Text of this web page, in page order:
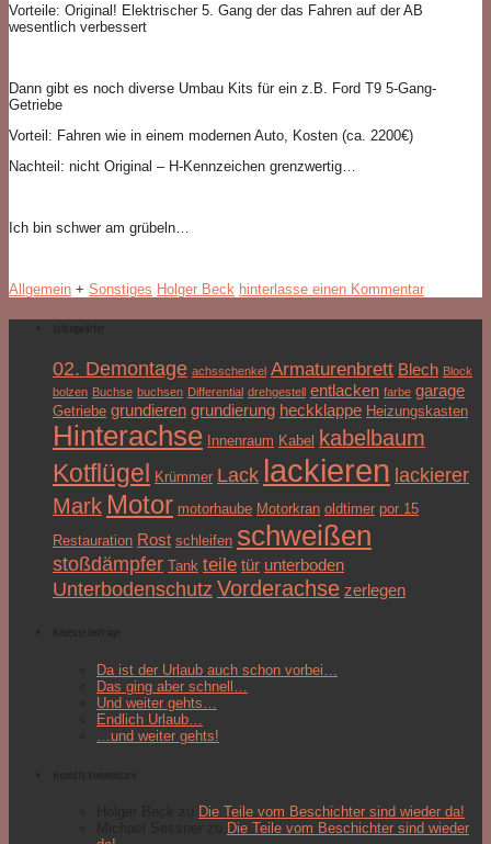
Vorteile: Original! Elektrischer 5. Gang der das Fahren auf der AB
wesentlich verbessert
Dann gibt es noch diverse Umbau Kits für ein z.B. Ford T9 5-Gang-
Getriebe
Vorteil: Fahren wie in einem modernen Auto, Kosten (ca. 2200€)
Nachteil: nicht Original – H-Kennzeichen grenzwertig…
Ich bin schwer am grübeln…
Allgemein + Sonstiges Holger Beck hinterlasse einen Kommentar
02. Demontage achsschenkel Armaturenbrett Blech Block
bolzen Buchse buchsen Differential drehgestell entlacken farbe garage
Getriebe grundieren grundierung heckklappe Heizungskasten
Hinterachse Innenraum Kabel kabelbaum
Kotflügel Krümmer Lack lackieren lackierer
Mark Motor motorhaube Motorkran oldtimer por 15
Restauration Rost schleifen schweißen
stoßdämpfer Tank teile tür unterboden
Unterbodenschutz Vorderachse zerlegen
Da ist der Urlaub auch schon vorbei…
Das ging aber schnell…
Und weiter gehts…
Endlich Urlaub…
…und weiter gehts!
Die Teile vom Beschichter sind wieder da!
Die Teile vom Beschichter sind wieder